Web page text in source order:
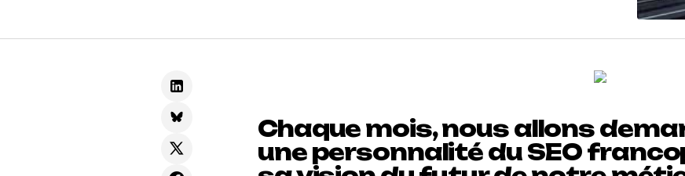
Chaque mois, nous allons
une personnalité du SEO